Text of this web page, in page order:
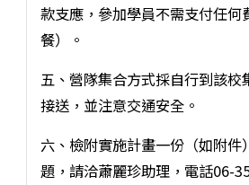
款支應，參加學員不需支付任何
餐）。
五、營隊集合方式採自行到該校
接送，並注意交通安全。
六、檢附實施計畫一份（如附件
題，請洽蕭麗珍助理，電話06-